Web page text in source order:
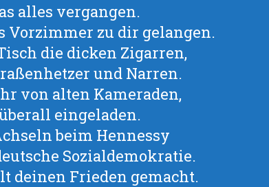
alles vergangen.
Vorzimmer zu dir gelangen.
die dicken Zigarren,
und Narren.
von alten Kameraden,
eingeladen.
beim Hennessy
Sozialdemokratie.
deinen Frieden gemacht.